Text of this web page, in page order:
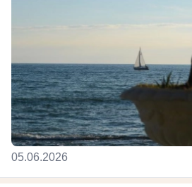
05.06.2026